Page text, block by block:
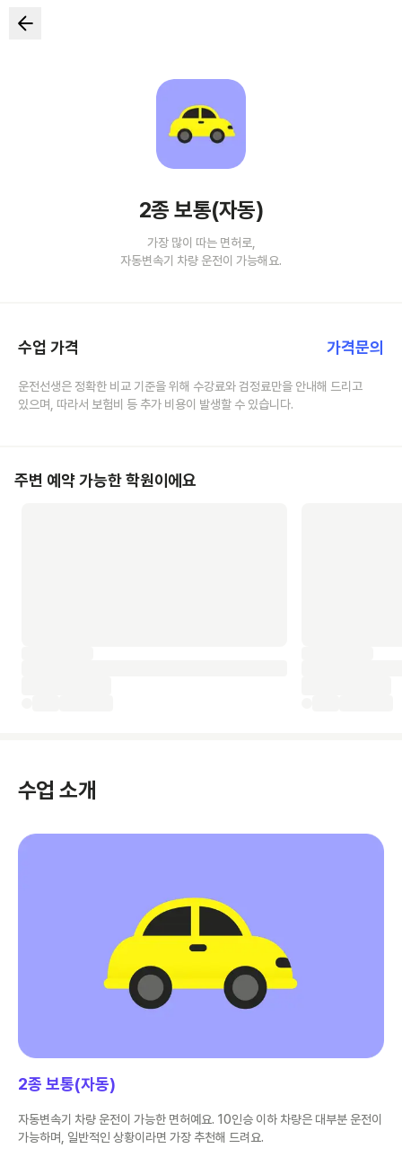
2종 보통(자동)
가장 많이 따는 면허로,
자동변속기 차량 운전이 가능해요.
수업 가격 가격문의
운전선생은 정확한 비교 기준을 위해 수강료와 검정료만을 안내해 드리고
있으며, 따라서 보험비 등 추가 비용이 발생할 수 있습니다.
주변 예약 가능한 학원이에요
수업 소개
2종 보통(자동)
자동변속기 차량 운전이 가능한 면허예요. 10인승 이하 차량은 대부분 운전이
가능하며, 일반적인 상황이라면 가장 추천해 드려요.